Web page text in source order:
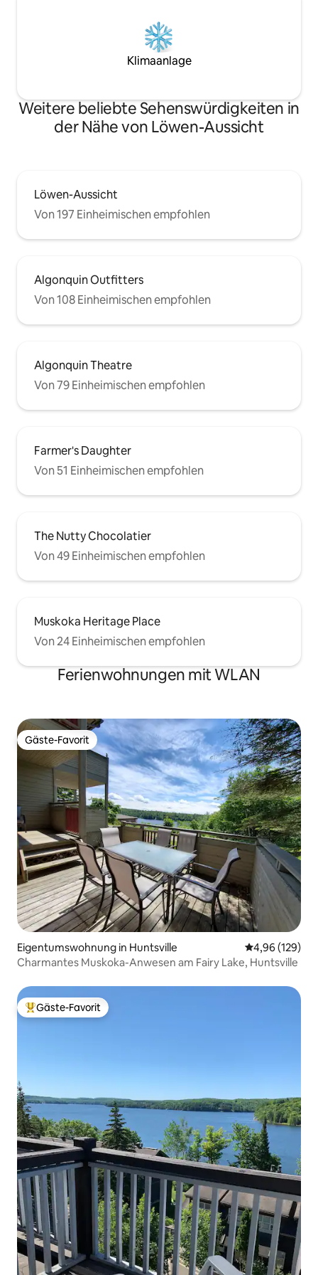
Klimaanlage
Weitere beliebte Sehenswürdigkeiten in
der Nähe von Löwen-Aussicht
Löwen-Aussicht
Von 197 Einheimischen empfohlen
Algonquin Outfitters
Von 108 Einheimischen empfohlen
Algonquin Theatre
Von 79 Einheimischen empfohlen
Farmer's Daughter
Von 51 Einheimischen empfohlen
The Nutty Chocolatier
Von 49 Einheimischen empfohlen
Muskoka Heritage Place
Von 24 Einheimischen empfohlen
Ferienwohnungen mit WLAN
Gäste-Favorit
Gäste-Favorit
Eigentumswohnung in Huntsville
4,96 (129)
Charmantes Muskoka-Anwesen am Fairy Lake, Huntsville
Beliebter Gäste-Favorit.
Gäste-Favorit